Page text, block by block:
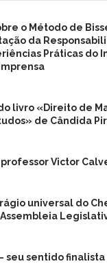
o Método de
da
Práticas do
livro «Direito de
de Cândida
Victor
universal do
seu sentido finalista